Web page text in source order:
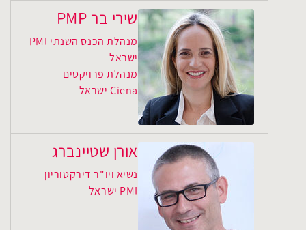
שירי בר PMP
מנהלת הכנס השנתי PMI
ישראל
מנהלת פרויקטים
Ciena ישראל
אורן שטיינברג
נשיא ויו"ר דירקטוריון
PMI ישראל